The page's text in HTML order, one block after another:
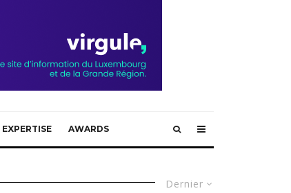
EXPERTISE AWARDS
Dernier